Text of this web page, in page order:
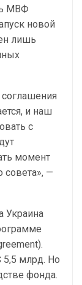
МВФ
новой
лишь
и наш
с
момент
совета», —
Украина
млрд. Но
фонда.